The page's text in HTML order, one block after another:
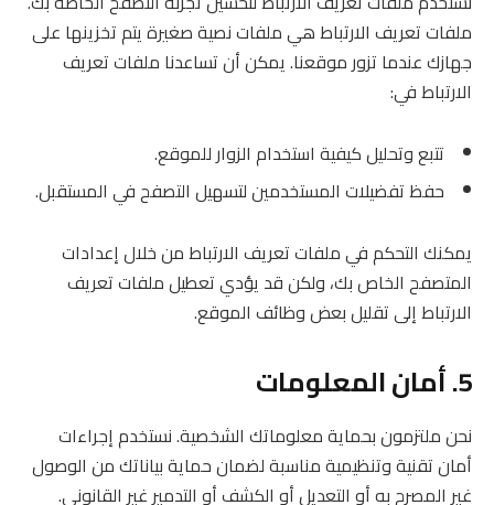
ملفات تعريف الارتباط هي ملفات نصية صغيرة يتم تخزينها على
جهازك عندما تزور موقعنا. يمكن أن تساعدنا ملفات تعريف
الارتباط في:
تتبع وتحليل كيفية استخدام الزوار للموقع.
حفظ تفضيلات المستخدمين لتسهيل التصفح في المستقبل.
يمكنك التحكم في ملفات تعريف الارتباط من خلال إعدادات
المتصفح الخاص بك، ولكن قد يؤدي تعطيل ملفات تعريف
الارتباط إلى تقليل بعض وظائف الموقع.
5. أمان المعلومات
نحن ملتزمون بحماية معلوماتك الشخصية. نستخدم إجراءات
أمان تقنية وتنظيمية مناسبة لضمان حماية بياناتك من الوصول
غير المصرح به أو التعديل أو الكشف أو التدمير غير القانوني.